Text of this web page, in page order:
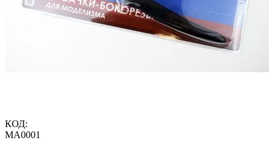
КОД:
MA0001